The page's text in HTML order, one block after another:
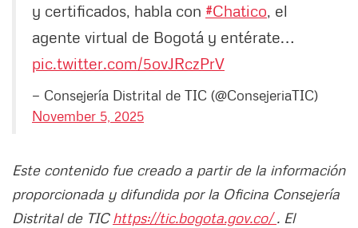
y certificados, habla con #Chatico, el
agente virtual de Bogotá y entérate…
pic.twitter.com/5ovJRczPrV
— Consejería Distrital de TIC (@ConsejeriaTIC)
November 5, 2025
Este contenido fue creado a partir de la información
proporcionada y difundida por la Oficina Consejería
Distrital de TIChttps://tic.bogota.gov.co/. El